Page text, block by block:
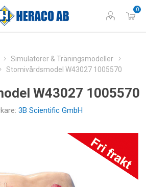
0
Simulatorer & Träningsmodeller
Stomivårdsmodel W43027 1005570
W43027 1005570
3B Scientific GmbH